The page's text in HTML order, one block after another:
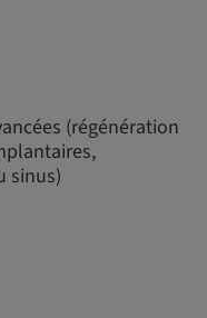
(régénération
sinus)